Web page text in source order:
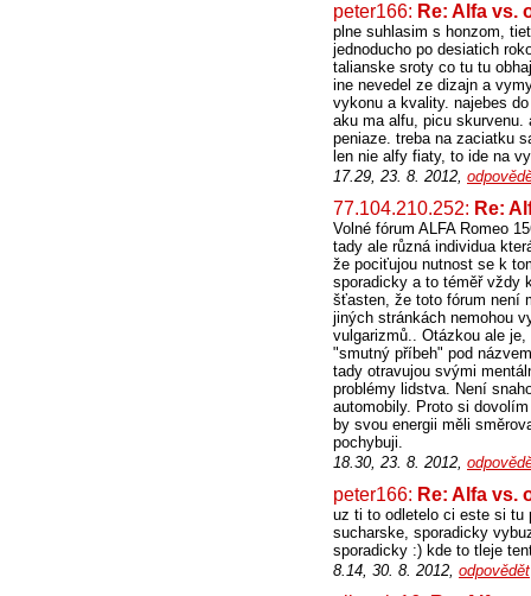
peter166: Re: Alfa vs.
plne suhlasim s honzom,
jednoducho po desiatich
talianske sroty co tu tu
ine nevedel ze dizajn a
vykonu a kvality. najebes
aku ma alfu, picu skurvenu.
peniaze. treba na zaciatku
len nie alfy fiaty, to ide na
17.29, 23. 8. 2012,
77.104.210.252: Re:
Volné fórum ALFA Romeo
tady ale různá individua
že pociťujou nutnost se k
sporadicky a to téměř vždy
šťasten, že toto fórum není
jiných stránkách nemohou
vulgarizmů.. Otázkou ale
"smutný příbeh" pod
tady otravujou svými
problémy lidstva. Není
automobily. Proto si
by svou energii měli
pochybuji.
18.30, 23. 8. 2012,
peter166: Re: Alfa vs.
uz ti to odletelo ci este si tu
sucharske, sporadicky
sporadicky :) kde to tleje
8.14, 30. 8. 2012, odpovědět